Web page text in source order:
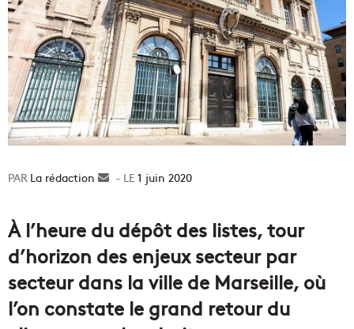
La rédaction
Envoyer1 juin 2020
À l’heure du dépôt des listes, tour
d’horizon des enjeux secteur par
secteur dans la ville de Marseille, où
l’on constate le grand retour du